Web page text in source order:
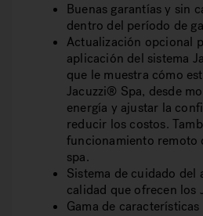
Buenas garantías y sin
dentro del período de
Actualización opcional
aplicación del sistema
que le muestra cómo
Jacuzzi® Spa, desde
energía y ajustar la
reducir los costos.
funcionamiento remoto
spa.
Sistema de cuidado del
calidad que ofrecen los
Gama de